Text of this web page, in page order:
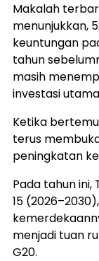
Makalah
menunjukkan,
keuntungan
tahun
masih
investasi
Ketika
terus
peningkatan
Pada tahun ini,
15
menjadi tuan
G20.